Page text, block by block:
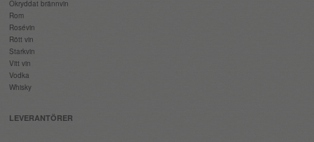
Okryddat brännvin
Rom
Rosévin
Rött vin
Starkvin
Vitt vin
Vodka
Whisky
LEVERANTÖRER